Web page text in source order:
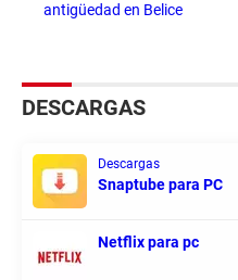
antigüedad en Belice
DESCARGAS
Descargas
Snaptube para PC
Netflix para pc